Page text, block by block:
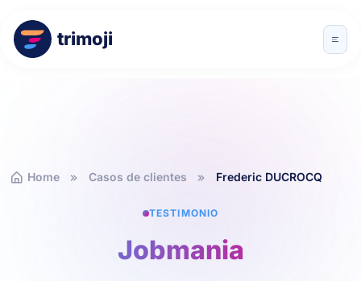
trimoji
Home Casos de clientes Frederic DUCROCQ
TESTIMONIO
Jobmania